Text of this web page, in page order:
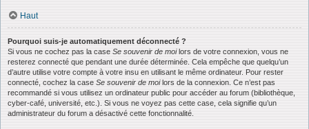
Haut
Pourquoi suis-je automatiquement déconnecté ?
Si vous ne cochez pas la case Se souvenir de moilors de votre connexion, vous ne
resterez connecté que pendant une durée déterminée. Cela empêche que quelqu’un
d’autre utilise votre compte à votre insu en utilisant le même ordinateur. Pour rester
connecté, cochez la case Se souvenir de moilors de la connexion. Ce n’est pas
recommandé si vous utilisez un ordinateur public pour accéder au forum (bibliothèque,
cyber-café, université, etc.). Si vous ne voyez pas cette case, cela signifie qu’un
administrateur du forum a désactivé cette fonctionnalité.